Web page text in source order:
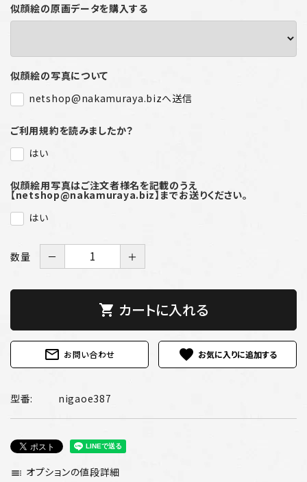
似顔絵の原画データを購入する
似顔絵の写真について
netshop@nakamuraya.bizへ送信
ご利用規約を読みましたか？
はい
似顔絵用写真はご注文者様名を記載のうえ
【netshop@nakamuraya.biz】までお送りください。
はい
数量 － ＋
shopping_cart カートに入れる
mail_outline お問い合わせ favorite
型番: nigaoe387
toc オプションの値段詳細